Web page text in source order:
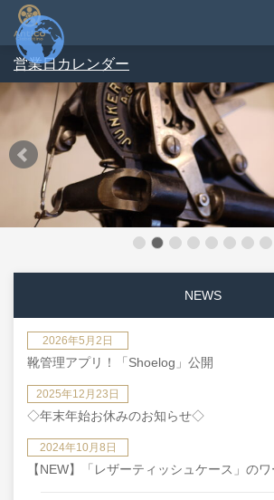
営業日カレンダー
NEWS
2026年5月2日
靴管理アプリ！「Shoelog」公開
2025年12月23日
◇年末年始お休みのお知らせ◇
2024年10月8日
【NEW】「レザーティッシュケース」の